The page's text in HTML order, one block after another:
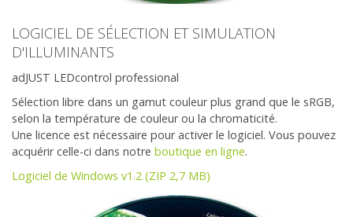
LOGICIEL DE SÉLECTION ET SIMULATION
D'ILLUMINANTS
adJUST LEDcontrol professional
Sélection libre dans un gamut couleur plus grand que le sRGB,
selon la température de couleur ou la chromaticité.
Une licence est nécessaire pour activer le logiciel. Vous pouvez
acquérir celle-ci dans notre boutique en ligne.
Logiciel de Windows v1.2 (ZIP 2,7 MB)